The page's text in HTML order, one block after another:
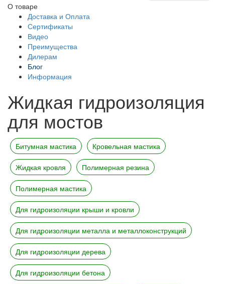
О товаре
Доставка и Оплата
Сертификаты
Видео
Преимущества
Дилерам
Блог
Информация
Жидкая гидроизоляция
для мостов
Битумная мастика Кровельная мастика
Жидкая кровля Полимерная резина
Полимерная мастика
Для гидроизоляции крыши и кровли
Для гидроизоляции металла и металлоконструкций
Для гидроизоляции дерева
Для гидроизоляции бетона